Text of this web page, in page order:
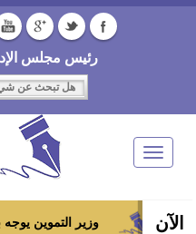
رئيس مجلس
Toggle
navigation
الآن وزير التموين يوجه بتخفيض سعر الدواجن المجمدة إلى 100